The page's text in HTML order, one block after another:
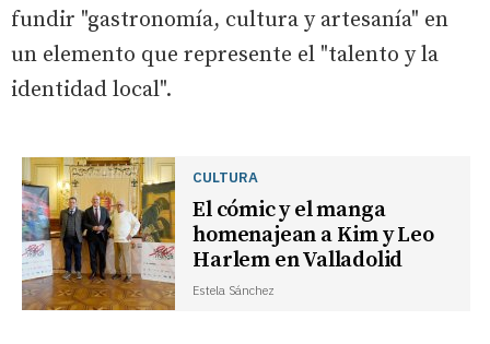
fundir "gastronomía, cultura y artesanía" en
un elemento que represente el "talento y la
identidad local".
CULTURA
El cómic y el manga
homenajean a Kim y Leo
Harlem en Valladolid
Estela Sánchez